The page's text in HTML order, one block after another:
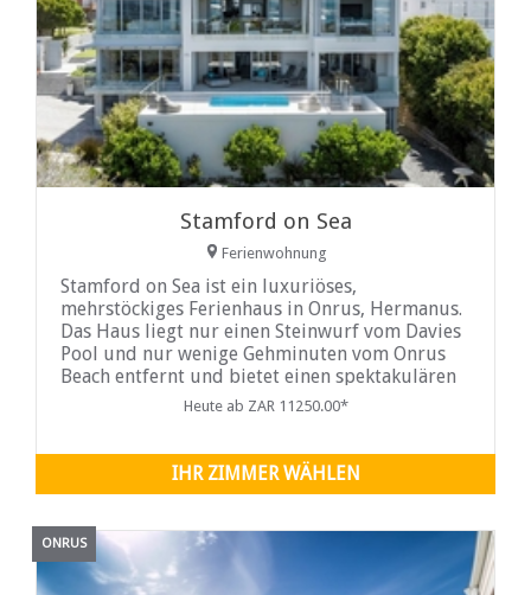
Stamford on Sea
Ferienwohnung
Stamford on Sea ist ein luxuriöses,
mehrstöckiges Ferienhaus in Onrus, Hermanus.
Das Haus liegt nur einen Steinwurf vom Davies
Pool und nur wenige Gehminuten vom Onrus
Beach entfernt und bietet einen spektakulären
Blick über die Walker Bay. Stamford on Sea
Etagenbett im ersten Stock.
Heute ab ZAR 11250.00*
IHR ZIMMER WÄHLEN
ONRUS